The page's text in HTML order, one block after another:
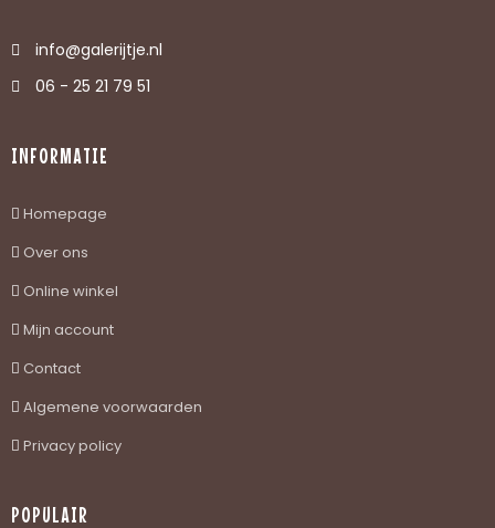
info@galerijtje.nl
06 - 25 21 79 51
INFORMATIE
Homepage
Over ons
Online winkel
Mijn account
Contact
Algemene voorwaarden
Privacy policy
POPULAIR